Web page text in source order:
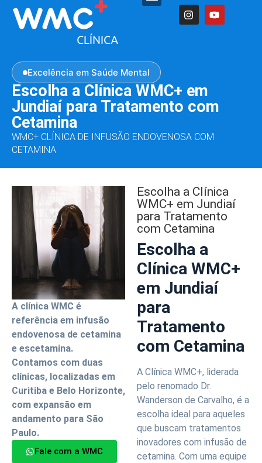
Excelência em Saúde Mental
Escolha a Clínica WMC+ em
Jundiaí para Tratamento com
Cetamina
WMC+ CLÍNICA DE INFUSÃO ENDOVENOSA COM
CETAMINA
A clínica WMC é
referência em infusão
endovenosa de cetamina
e escetamina.
Contamos com duas
clínicas, localizadas em
Curitiba e Belo Horizonte,
com expansão em
andamento para São
Paulo.
Fale com a WMC
Escolha a Clínica
WMC+ em Jundiaí
para Tratamento
com Cetamina
Escolha a
Clínica WMC+
em Jundiaí
para
Tratamento
com Cetamina
A Clínica WMC+, liderada
pelo renomado Dr.
Wanderson de Carvalho, é a
escolha ideal para aqueles
que buscam tratamentos
inovadores com infusão de
cetamina. Com uma equipe